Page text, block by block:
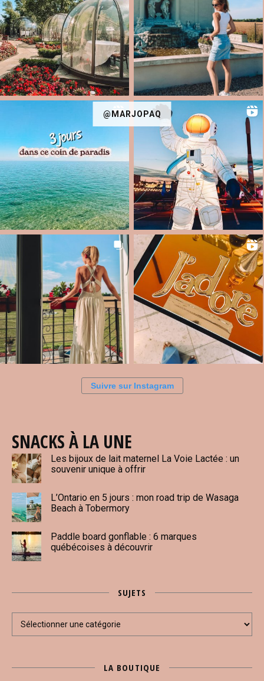
@MARJOPAQ
Suivre sur Instagram
SNACKS À LA UNE
Les bijoux de lait maternel La Voie Lactée : un
souvenir unique à offrir
L’Ontario en 5 jours : mon road trip de Wasaga
Beach à Tobermory
Paddle board gonflable : 6 marques
québécoises à découvrir
SUJETS
Sujets
LA BOUTIQUE